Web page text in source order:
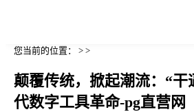
您当前的位置： > >
颠覆传统，掀起潮流：“干
代数字工具革命-pg直营网